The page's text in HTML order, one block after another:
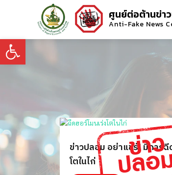
Open toolbar
ศูนย์ต่อต้านข่า
Anti-Fake News
ข่าวปลอม อย่าแชร์! มีการฉี
โตในไก่